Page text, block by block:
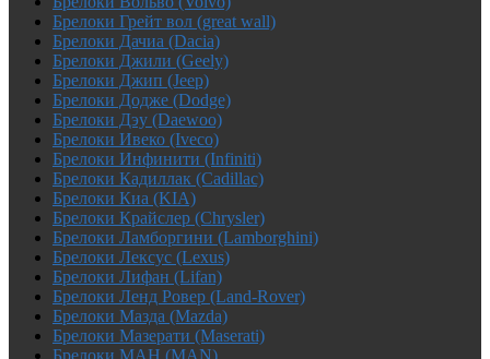
Брелоки Грейт вол (great wall)
Брелоки Дачиа (Dacia)
Брелоки Джили (Geely)
Брелоки Джип (Jeep)
Брелоки Додже (Dodge)
Брелоки Дэу (Daewoo)
Брелоки Ивеко (Iveco)
Брелоки Инфинити (Infiniti)
Брелоки Кадиллак (Cadillac)
Брелоки Киа (KIA)
Брелоки Крайслер (Chrysler)
Брелоки Ламборгини (Lamborghini)
Брелоки Лексус (Lexus)
Брелоки Лифан (Lifan)
Брелоки Ленд Ровер (Land-Rover)
Брелоки Мазда (Mazda)
Брелоки Мазерати (Maserati)